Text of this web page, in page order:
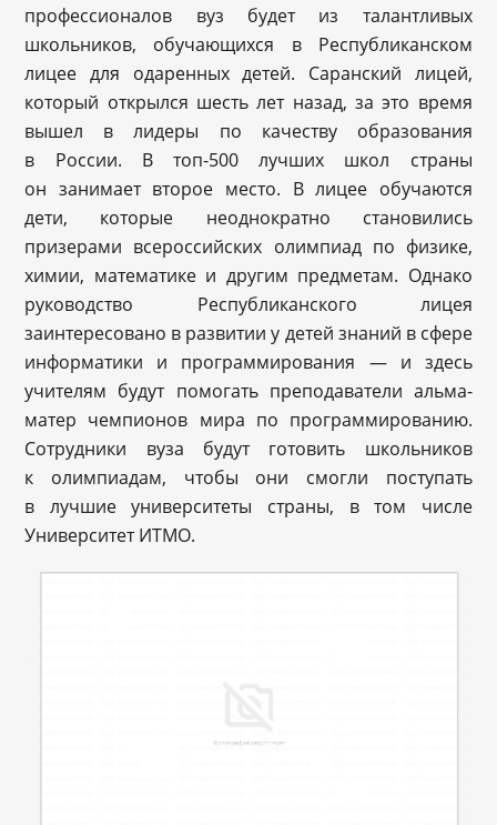
профессионалов вуз будет из талантливых
школьников, обучающихся в Республиканском
лицее для одаренных детей. Саранский лицей,
который открылся шесть лет назад, за это время
вышел в лидеры по качеству образования
в России. В топ-500 лучших школ страны
он занимает второе место. В лицее обучаются
дети, которые неоднократно становились
призерами всероссийских олимпиад по физике,
химии, математике и другим предметам. Однако
руководство Республиканского лицея
заинтересовано в развитии у детей знаний в сфере
информатики и программирования — и здесь
учителям будут помогать преподаватели альма-
матер чемпионов мира по программированию.
Сотрудники вуза будут готовить школьников
к олимпиадам, чтобы они смогли поступать
в лучшие университеты страны, в том числе
Университет ИТМО.